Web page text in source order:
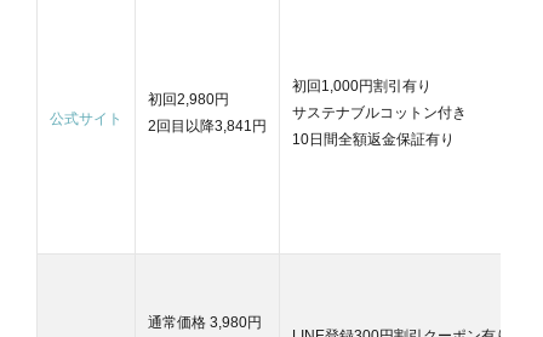
公式サイト
初回2,980円
2回目以降3,841円
初回1,000円割引有り
サステナブルコットン付き
10日間全額返金保証有り
通常価格 3,980円